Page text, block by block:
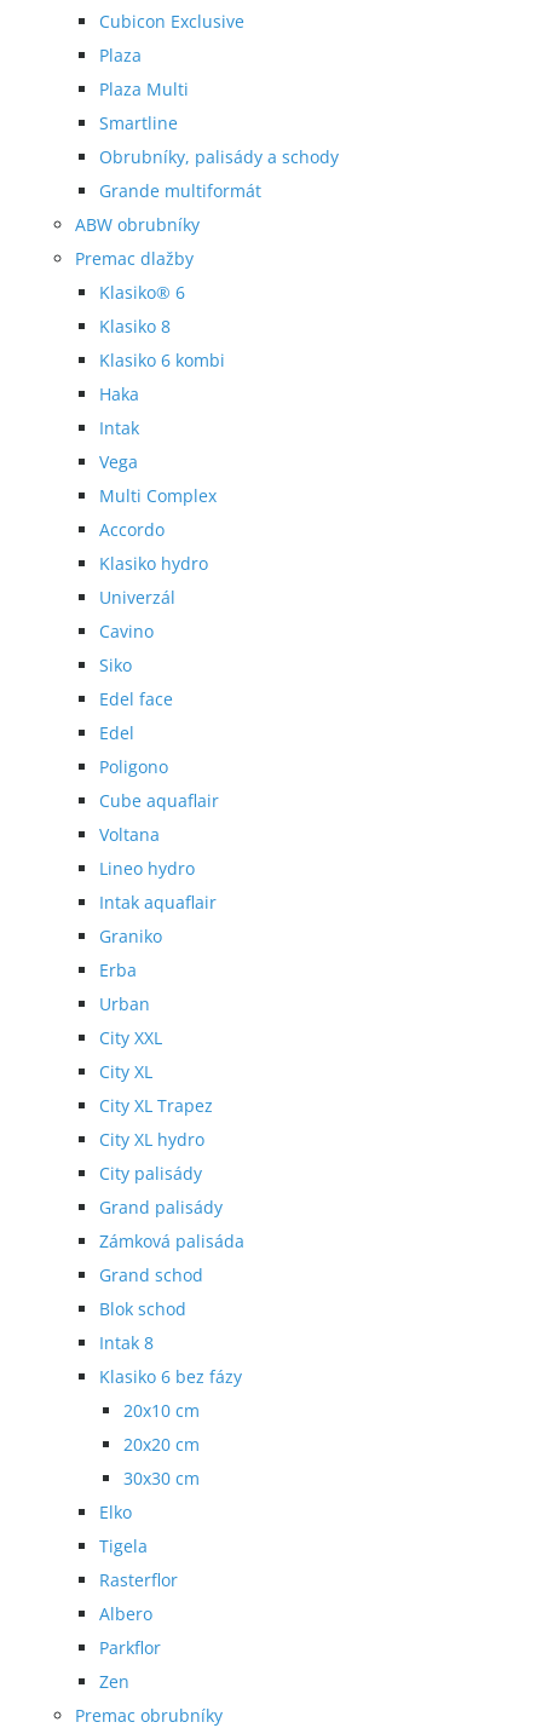
Cubicon Exclusive
Plaza
Plaza Multi
Smartline
Obrubníky, palisády a schody
Grande multiformát
ABW obrubníky
Premac dlažby
Klasiko® 6
Klasiko 8
Klasiko 6 kombi
Haka
Intak
Vega
Multi Complex
Accordo
Klasiko hydro
Univerzál
Cavino
Siko
Edel face
Edel
Poligono
Cube aquaflair
Voltana
Lineo hydro
Intak aquaflair
Graniko
Erba
Urban
City XXL
City XL
City XL Trapez
City XL hydro
City palisády
Grand palisády
Zámková palisáda
Grand schod
Blok schod
Intak 8
Klasiko 6 bez fázy
20x10 cm
20x20 cm
30x30 cm
Elko
Tigela
Rasterflor
Albero
Parkflor
Zen
Premac obrubníky